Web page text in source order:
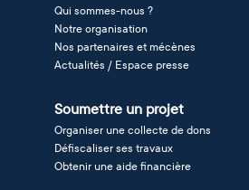
Qui sommes-nous ?
Notre organisation
Nos partenaires et mécènes
Actualités / Espace presse
Soumettre un projet
Organiser une collecte de dons
Défiscaliser ses travaux
Obtenir une aide financière